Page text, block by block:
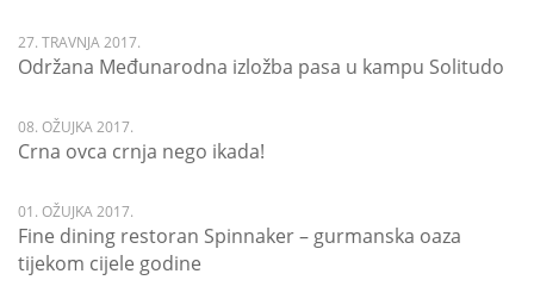
27. TRAVNJA 2017.
Održana Međunarodna izložba pasa u kampu Solitudo
08. OŽUJKA 2017.
Crna ovca crnja nego ikada!
01. OŽUJKA 2017.
Fine dining restoran Spinnaker – gurmanska oaza
tijekom cijele godine